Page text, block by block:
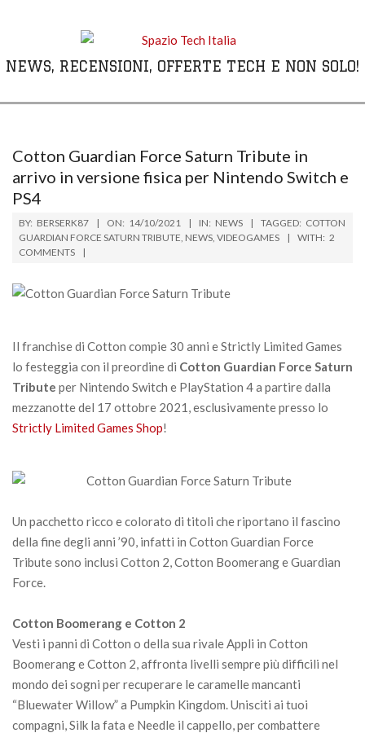
NEWS, RECENSIONI, OFFERTE TECH E NON SOLO!
MenuCotton Guardian Force Saturn Tribute in
arrivo in versione fisica per Nintendo Switch e
PS4
BY: BERSERK87 ON: 14/10/2021 IN: NEWS TAGGED: COTTON
GUARDIAN FORCE SATURN TRIBUTE NEWS VIDEOGAMES WITH: 2
COMMENTS
Il franchise di Cotton compie 30 anni e Strictly Limited Games
lo festeggia con il preordine di Cotton Guardian Force Saturn
Tribute per Nintendo Switch e PlayStation 4 a partire dalla
mezzanotte del 17 ottobre 2021, esclusivamente presso lo
Strictly Limited Games Shop!
Un pacchetto ricco e colorato di titoli che riportano il fascino
della fine degli anni ’90, infatti in Cotton Guardian Force
Tribute sono inclusi Cotton 2, Cotton Boomerang e Guardian
Force.
Cotton Boomerang e Cotton 2
Vesti i panni di Cotton o della sua rivale Appli in Cotton
Boomerang e Cotton 2, affronta livelli sempre più difficili nel
mondo dei sogni per recuperare le caramelle mancanti
“Bluewater Willow” a Pumpkin Kingdom. Unisciti ai tuoi
compagni, Silk la fata e Needle il cappello, per combattere